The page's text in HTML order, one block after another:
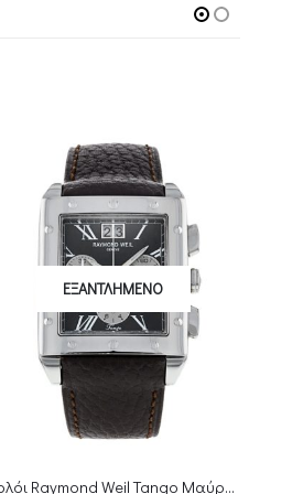
Ρολόι Swiss Military Hanowa Flagship Racer ΙΙ 6-5337.04.007.34